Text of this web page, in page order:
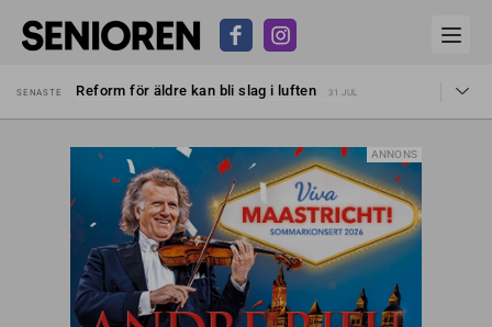
SENASTE
Reform för äldre kan bli slag i luften
31 JUL
Snart kan telefonförsäljning förbjudas i Sverige
29 JUL
Hyror rusar ifrån äldres bostadstillägg
28 JUL
Liten höjning av garantipensionen
27 JUL
Sven Hagströmer sommarpratar
26 JUL
Reform för äldre kan bli slag i luften 31 JUL
ANNONS